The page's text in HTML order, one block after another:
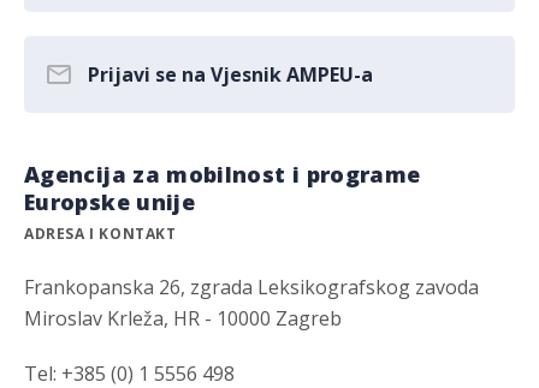
Prijavi se na Vjesnik AMPEU-a
Agencija za mobilnost i programe
Europske unije
ADRESA I KONTAKT
Frankopanska 26, zgrada Leksikografskog zavoda
Miroslav Krleža, HR - 10000 Zagreb
Tel: +385 (0) 1 5556 498